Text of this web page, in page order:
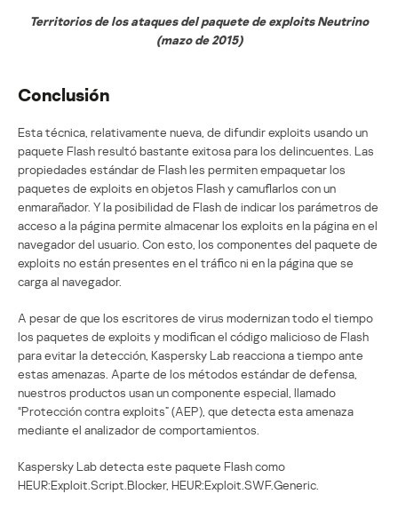
Territorios de los ataques del paquete de exploits Neutrino
(mazo de 2015)
Conclusión
Esta técnica, relativamente nueva, de difundir exploits usando un
paquete Flash resultó bastante exitosa para los delincuentes. Las
propiedades estándar de Flash les permiten empaquetar los
paquetes de exploits en objetos Flash y camuflarlos con un
enmarañador. Y la posibilidad de Flash de indicar los parámetros de
acceso a la página permite almacenar los exploits en la página en el
navegador del usuario. Con esto, los componentes del paquete de
exploits no están presentes en el tráfico ni en la página que se
carga al navegador.
A pesar de que los escritores de virus modernizan todo el tiempo
los paquetes de exploits y modifican el código malicioso de Flash
para evitar la detección, Kaspersky Lab reacciona a tiempo ante
estas amenazas. Aparte de los métodos estándar de defensa,
nuestros productos usan un componente especial, llamado
“Protección contra exploits” (AEP), que detecta esta amenaza
mediante el analizador de comportamientos.
Kaspersky Lab detecta este paquete Flash como
HEUR:Exploit.Script.Blocker, HEUR:Exploit.SWF.Generic.